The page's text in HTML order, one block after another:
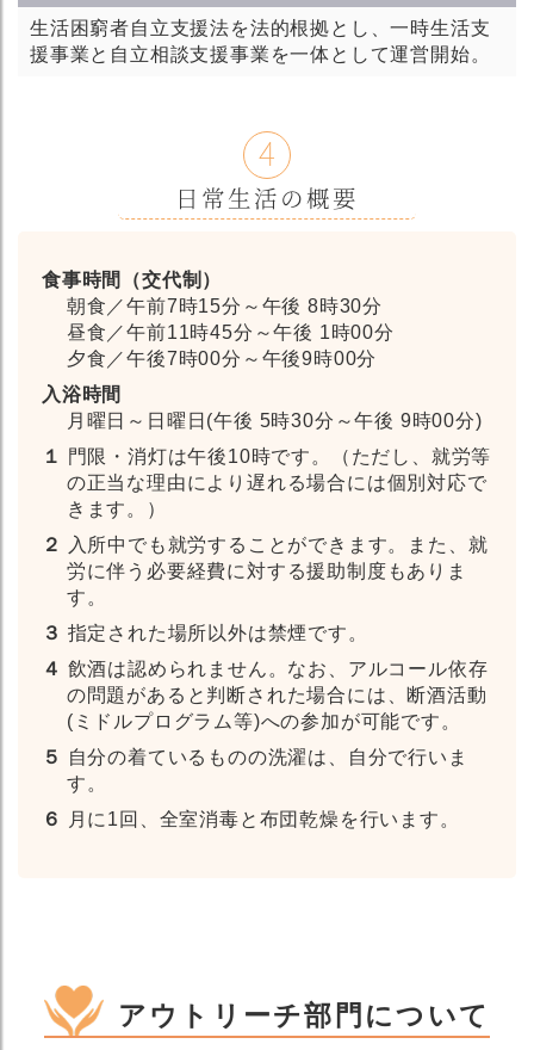
生活困窮者自立支援法を法的根拠とし、一時生活支
援事業と自立相談支援事業を一体として運営開始。
4
日常生活の概要
食事時間（交代制）
朝食／午前7時15分～午後 8時30分
昼食／午前11時45分～午後 1時00分
夕食／午後7時00分～午後9時00分
入浴時間
月曜日～日曜日(午後 5時30分～午後 9時00分)
１
門限・消灯は午後10時です。（ただし、就労等
の正当な理由により遅れる場合には個別対応で
きます。）
２
入所中でも就労することができます。また、就
労に伴う必要経費に対する援助制度もありま
す。
３ 指定された場所以外は禁煙です。
４ 飲酒は認められません。なお、アルコール依存
の問題があると判断された場合には、断酒活動
(ミドルプログラム等)への参加が可能です。
５
自分の着ているものの洗濯は、自分で行いま
す。
６
月に1回、全室消毒と布団乾燥を行います。
アウトリーチ部門について